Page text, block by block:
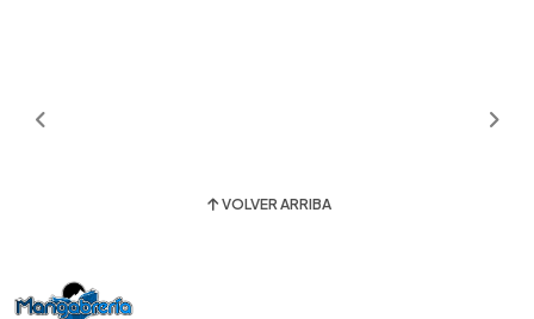
VOLVER ARRIBA